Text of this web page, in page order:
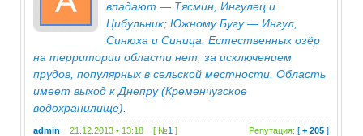
впадают — Тясмин, Ингулец и
Цибульник; Южному Бугу — Ингул,
Синюха и Синица. Естественных озёр
на территории области нет, за исключением
прудов, популярных в сельской местности. Область
имеет выход к Днепру (Кременчугское
водохранилище).
admin 21.12.2013 • 13:18 [ №1 ] Репутация: [+ 205 ]